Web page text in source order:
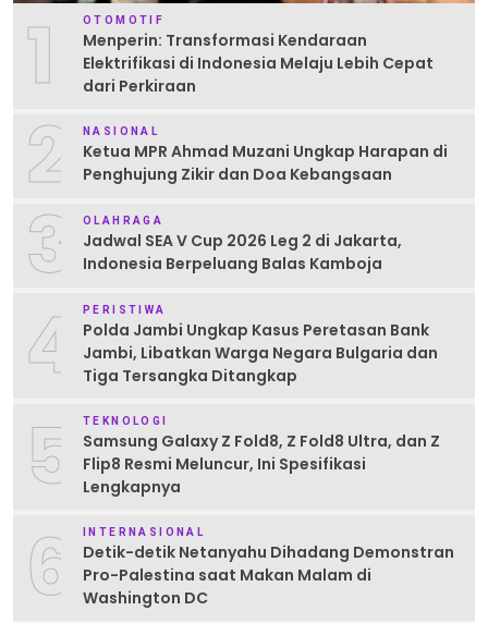
1 OTOMOTIF
Menperin: Transformasi Kendaraan
Elektrifikasi di Indonesia Melaju Lebih Cepat
dari Perkiraan
2 NASIONAL
Ketua MPR Ahmad Muzani Ungkap Harapan di
Penghujung Zikir dan Doa Kebangsaan
3 OLAHRAGA
Jadwal SEA V Cup 2026 Leg 2 di Jakarta,
Indonesia Berpeluang Balas Kamboja
4 PERISTIWA
Polda Jambi Ungkap Kasus Peretasan Bank
Jambi, Libatkan Warga Negara Bulgaria dan
Tiga Tersangka Ditangkap
5 TEKNOLOGI
Samsung Galaxy Z Fold8, Z Fold8 Ultra, dan Z
Flip8 Resmi Meluncur, Ini Spesifikasi
Lengkapnya
6 INTERNASIONAL
Detik-detik Netanyahu Dihadang Demonstran
Pro-Palestina saat Makan Malam di
Washington DC